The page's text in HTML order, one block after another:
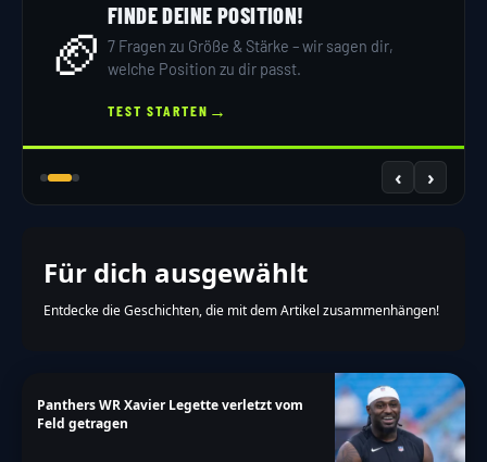
🏈
FINDE DEINE POSITION!
7 Fragen zu Größe & Stärke – wir sagen dir,
welche Position zu dir passt.
TEST STARTEN →
‹ ›
Für dich ausgewählt
Entdecke die Geschichten, die mit dem Artikel zusammenhängen!
Panthers WR Xavier Legette verletzt vom
Feld getragen